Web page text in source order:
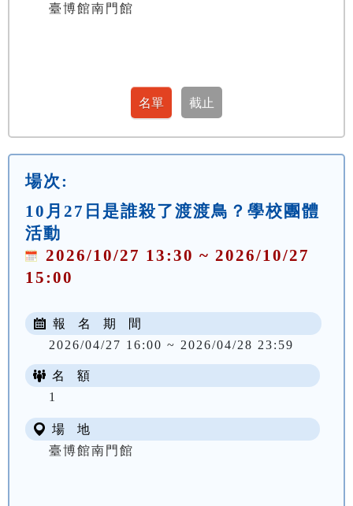
臺博館南門館
場次:
10月27日是誰殺了渡渡鳥？學校團體
活動
2026/10/27 13:30 ~ 2026/10/27
15:00
報 名 期 間
2026/04/27 16:00 ~ 2026/04/28 23:59
名 額
1
場 地
臺博館南門館